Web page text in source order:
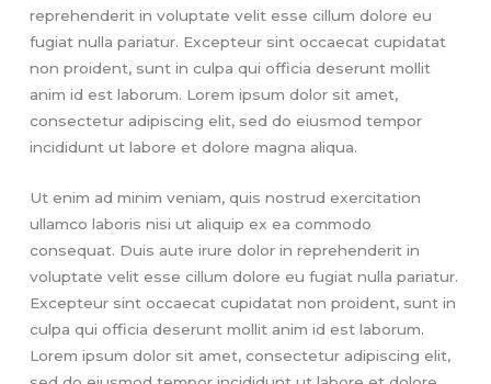
reprehenderit in voluptate velit esse cillum dolore eu
fugiat nulla pariatur. Excepteur sint occaecat cupidatat
non proident, sunt in culpa qui officia deserunt mollit
anim id est laborum. Lorem ipsum dolor sit amet,
consectetur adipiscing elit, sed do eiusmod tempor
incididunt ut labore et dolore magna aliqua.
Ut enim ad minim veniam, quis nostrud exercitation
ullamco laboris nisi ut aliquip ex ea commodo
consequat. Duis aute irure dolor in reprehenderit in
voluptate velit esse cillum dolore eu fugiat nulla pariatur.
Excepteur sint occaecat cupidatat non proident, sunt in
culpa qui officia deserunt mollit anim id est laborum.
Lorem ipsum dolor sit amet, consectetur adipiscing elit,